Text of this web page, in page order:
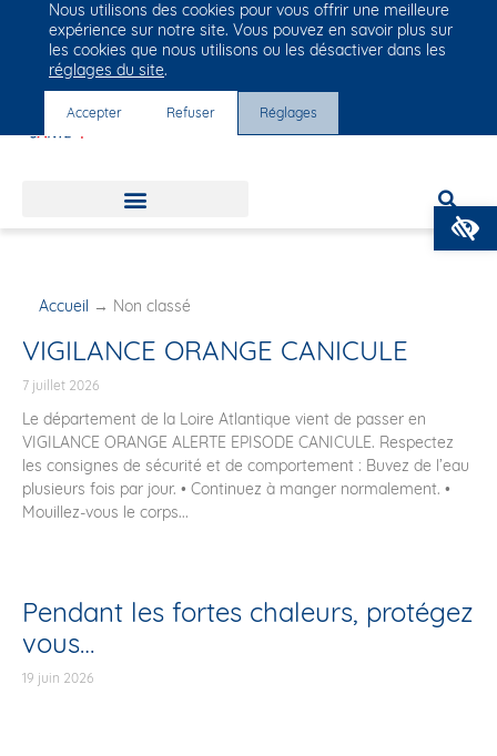
Groupe Vivalto Santé
Entre nous, la vie
Accueil → Non classé
VIGILANCE ORANGE CANICULE
7 juillet 2026
Le département de la Loire Atlantique vient de passer en
VIGILANCE ORANGE ALERTE EPISODE CANICULE. Respectez
les consignes de sécurité et de comportement : Buvez de l’eau
plusieurs fois par jour. • Continuez à manger normalement. •
Mouillez-vous le corps...
Pendant les fortes chaleurs, protégez
vous…
19 juin 2026
Nous utilisons des cookies pour vous offrir une meilleure
expérience sur notre site. Vous pouvez en savoir plus sur
les cookies que nous utilisons ou les désactiver dans les
réglages du site.
Accepter Refuser Réglages